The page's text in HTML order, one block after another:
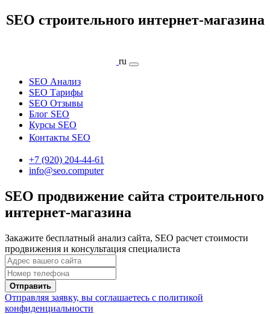
SEO строительного интернет-магазина
ru
SEO Анализ
SEO Тарифы
SEO Отзывы
Блог SEO
Курсы SEO
Контакты SEO
+7 (920) 204-44-61
info@seo.computer
SEO продвижение сайта строительного
интернет-магазина
Закажите бесплатный анализ сайта, SEO расчет стоимости
продвижения и консультация специалиста
Отправить
Отправляя заявку, вы соглашаетесь с политикой
конфиденциальности